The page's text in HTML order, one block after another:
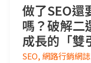
做了SEO
嗎？破解二
成長的「雙
SEO, 網路行銷網誌